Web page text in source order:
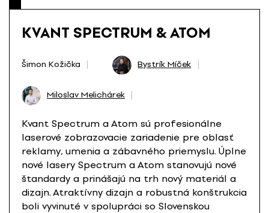
KVANT SPECTRUM & ATOM
Šimon Kožička Bystrík Míček
Miloslav Melichárek
Kvant Spectrum a Atom sú profesionálne
laserové zobrazovacie zariadenie pre oblasť
reklamy, umenia a zábavného priemyslu. Úplne
nové lasery Spectrum a Atom stanovujú nové
štandardy a prinášajú na trh nový materiál a
dizajn. Atraktívny dizajn a robustná konštrukcia
boli vyvinuté v spolupráci so Slovenskou